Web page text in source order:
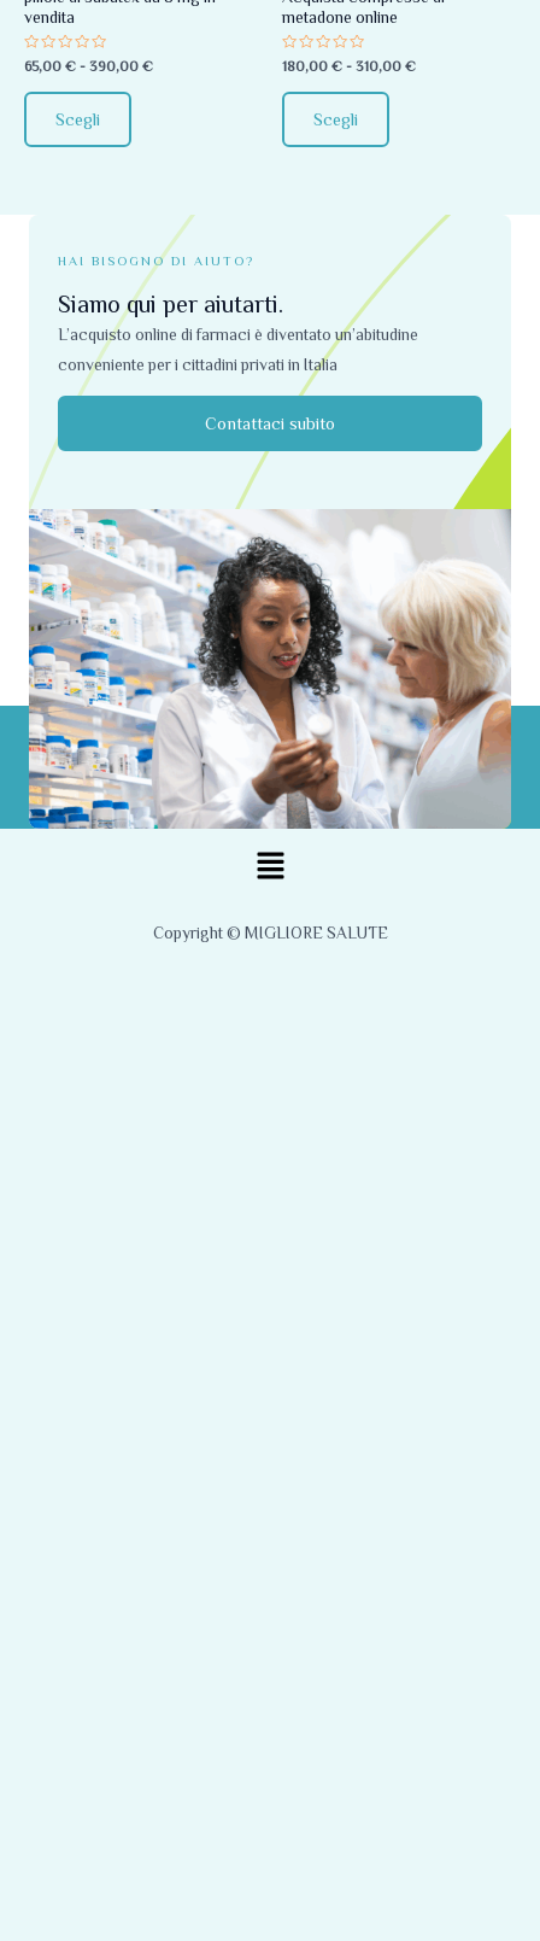
vendita
Valutato
0
su
5
65,00 € - 390,00 €
Scegli
scelte
del
metadone online
Valutato
0
su
5
180,00 € - 310,00 €
Scegli
essere
scelte
del
HAI BISOGNO DI AIUTO?
Siamo qui per aiutarti.
L’acquisto online di farmaci è diventato un’abitudine
conveniente per i cittadini privati ​​in Italia
Contattaci subito
Menu
Copyright © MIGLIORE SALUTE